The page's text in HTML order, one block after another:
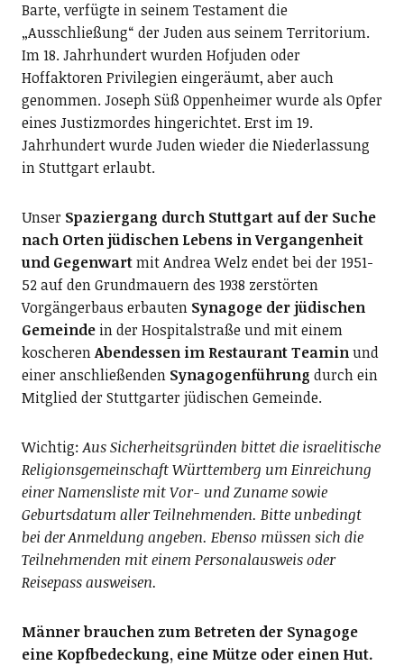
Barte, verfügte in seinem Testament die
„Ausschließung“ der Juden aus seinem Territorium.
Im 18. Jahrhundert wurden Hofjuden oder
Hoffaktoren Privilegien eingeräumt, aber auch
genommen. Joseph Süß Oppenheimer wurde als Opfer
eines Justizmordes hingerichtet. Erst im 19.
Jahrhundert wurde Juden wieder die Niederlassung
in Stuttgart erlaubt.
Unser Spaziergang durch Stuttgart auf der Suche
nach Orten jüdischen Lebens in Vergangenheit
und Gegenwartmit Andrea Welz endet bei der 1951-
52 auf den Grundmauern des 1938 zerstörten
Vorgängerbaus erbauten Synagoge der jüdischen
Gemeindein der Hospitalstraße und mit einem
koscherenAbendessen im Restaurant Teaminund
einer anschließenden Synagogenführung durch ein
Mitglied der Stuttgarter jüdischen Gemeinde.
Wichtig:Aus Sicherheitsgründen bittet die israelitische
Religionsgemeinschaft Württemberg um Einreichung
einer Namensliste mit Vor- und Zuname sowie
Geburtsdatum aller Teilnehmenden. Bitte unbedingt
bei der Anmeldung angeben. Ebenso müssen sich die
Teilnehmenden mit einem Personalausweis oder
Reisepass ausweisen.
Männer brauchen zum Betreten der Synagoge
eine Kopfbedeckung, eine Mütze oder einen Hut.